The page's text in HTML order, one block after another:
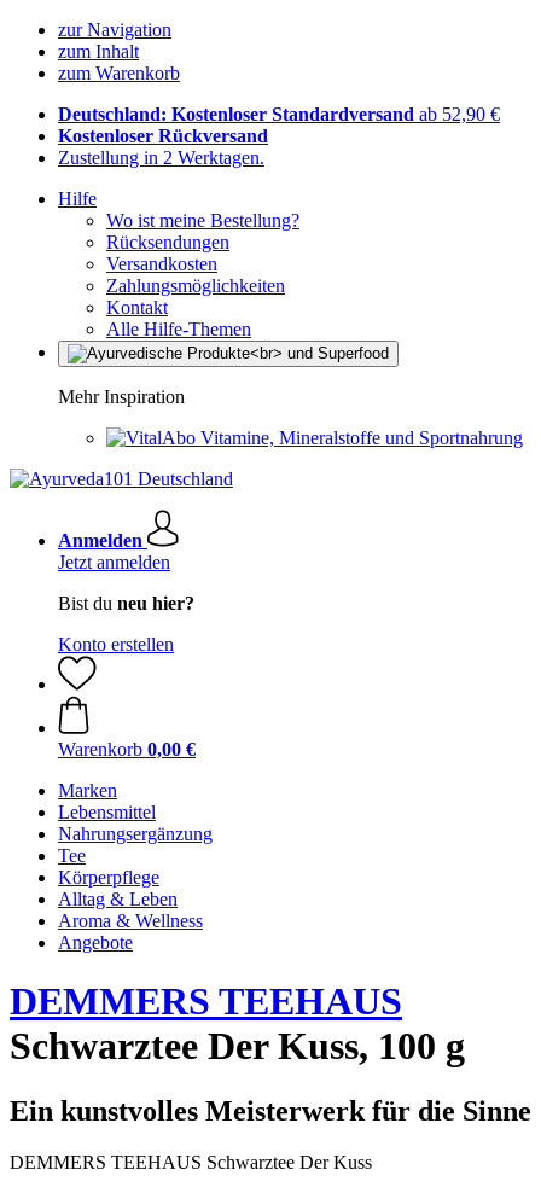
zur Navigation
zum Inhalt
zum Warenkorb
Deutschland: Kostenloser Standardversand ab 52,90 €
Kostenloser Rückversand
Zustellung in 2 Werktagen.
Hilfe
Wo ist meine Bestellung?
Rücksendungen
Versandkosten
Zahlungsmöglichkeiten
Kontakt
Alle Hilfe-Themen
Mehr Inspiration
Vitamine, Mineralstoffe und Sportnahrung
Anmelden
Jetzt anmelden
Bist du neu hier?
Konto erstellen
Warenkorb 0,00 €
Marken
Lebensmittel
Nahrungsergänzung
Tee
Körperpflege
Alltag & Leben
Aroma & Wellness
Angebote
DEMMERS TEEHAUS
Schwarztee Der Kuss, 100 g
Ein kunstvolles Meisterwerk für die Sinne
DEMMERS TEEHAUS Schwarztee Der Kuss